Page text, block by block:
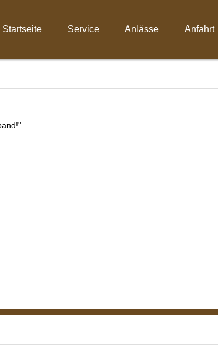
Startseite Service Anlässe Anfahrt